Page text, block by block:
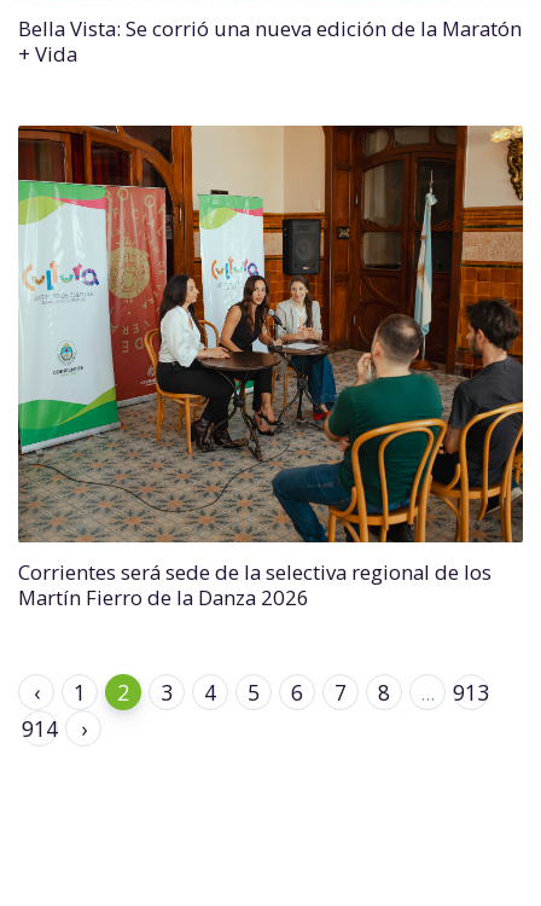
Bella Vista: Se corrió una nueva edición de la Maratón
+ Vida
Corrientes será sede de la selectiva regional de los
Martín Fierro de la Danza 2026
‹ 1 2 3 4 5 6 7 8 ...
913
914
›